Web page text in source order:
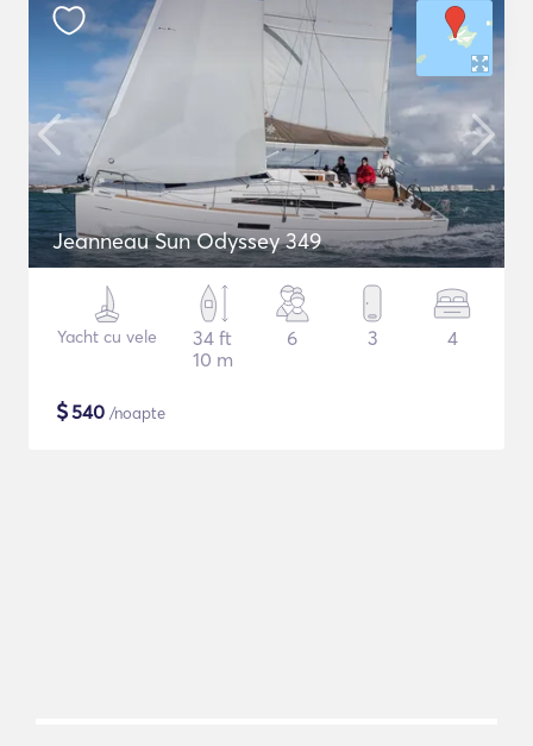
Jeanneau Sun Odyssey 349
Yacht cu vele
34 ft
10 m
6 3 4
$540 /noapte